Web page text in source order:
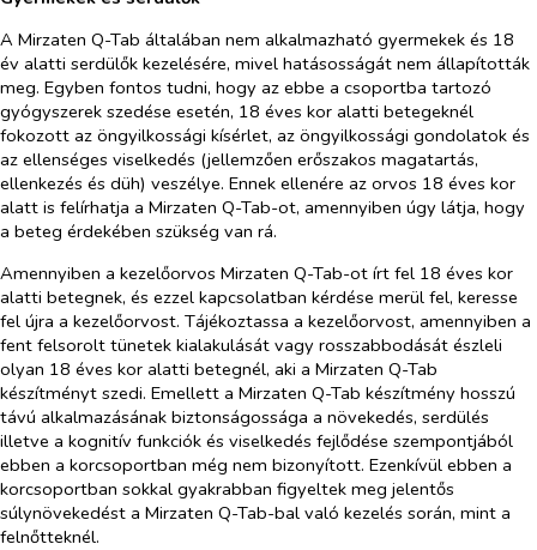
A Mirzaten Q-Tab általában nem alkalmazható gyermekek és 18
év alatti serdülők kezelésére, mivel hatásosságát nem állapították
meg. Egyben fontos tudni, hogy az ebbe a csoportba tartozó
gyógyszerek szedése esetén, 18 éves kor alatti betegeknél
fokozott az öngyilkossági kísérlet, az öngyilkossági gondolatok és
az ellenséges viselkedés (jellemzően erőszakos magatartás,
ellenkezés és düh) veszélye. Ennek ellenére az orvos 18 éves kor
alatt is felírhatja a Mirzaten Q-Tab-ot, amennyiben úgy látja, hogy
a beteg érdekében szükség van rá.
Amennyiben a kezelőorvos Mirzaten Q-Tab-ot írt fel 18 éves kor
alatti betegnek, és ezzel kapcsolatban kérdése merül fel, keresse
fel újra a kezelőorvost. Tájékoztassa a kezelőorvost, amennyiben a
fent felsorolt tünetek kialakulását vagy rosszabbodását észleli
olyan 18 éves kor alatti betegnél, aki a Mirzaten Q-Tab
készítményt szedi. Emellett a Mirzaten Q-Tab készítmény hosszú
távú alkalmazásának biztonságossága a növekedés, serdülés
illetve a kognitív funkciók és viselkedés fejlődése szempontjából
ebben a korcsoportban még nem bizonyított. Ezenkívül ebben a
korcsoportban sokkal gyakrabban figyeltek meg jelentős
súlynövekedést a Mirzaten Q-Tab-bal való kezelés során, mint a
felnőtteknél.